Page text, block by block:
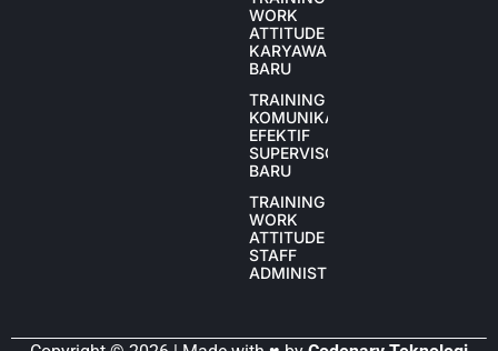
WORK
ATTITUDE
KARYAWAN
BARU
TRAINING
KOMUNIKASI
EFEKTIF
SUPERVISOR
BARU
TRAINING
WORK
ATTITUDE
STAFF
ADMINISTRASI